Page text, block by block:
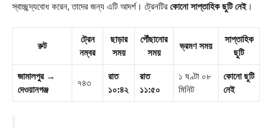
স্বাচ্ছন্দ্যবোধ করেন, তাদের জন্য এটি আদর্শ। ট্রেনটির কোনো সাপ্তাহিক ছুটি নেই।
রুট
ট্রেন
নম্বর
ছাড়ার
সময়
পৌঁছানোর
সময়
ভ্রমণ সময়
সাপ্তাহিক
ছুটি
জামালপুর →
দেওয়ানগঞ্জ
৭৪৩
রাত
১০:৪২
রাত
১১:৫০
১ ঘণ্টা ০৮
মিনিট
কোনো ছুটি
নেই